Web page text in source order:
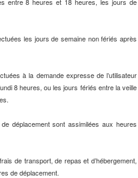
les jours de semaine non fériés après
à la demande expresse de l’utilisateur
8 heures, ou les jours fériés entre la veille
déplacement sont assimilées aux heures
de transport, de repas et d’hébergement,
de déplacement.